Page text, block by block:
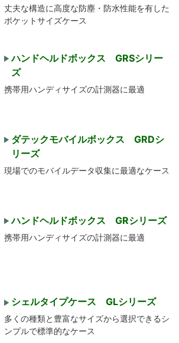
丈夫な構造に高度な防塵・防水性能を有した
ポケットサイズケース
ハンドヘルドボックス GRSシリー
ズ
携帯用ハンディサイズの計測器に最適
ダテックモバイルボックス GRDシ
リーズ
現場でのモバイルデータ収集に最適なケース
ハンドヘルドボックス GRシリーズ
携帯用ハンディサイズの計測器に最適
シェルタイプケース GLシリーズ
多くの種類と豊富なサイズから選択できるシ
ンプルで標準的なケース